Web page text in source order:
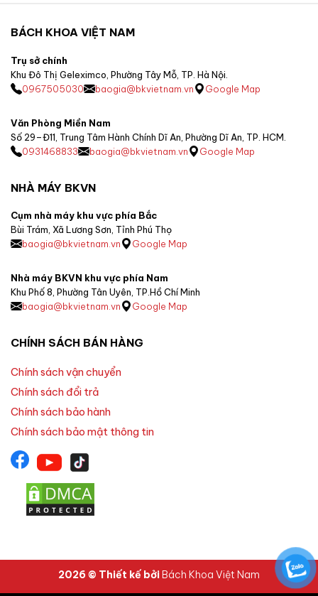
BÁCH KHOA VIỆT NAM
Trụ sở chính
Khu Đô Thị Geleximco, Phường Tây Mỗ, TP. Hà Nội.
0967505030
baogia@bkvietnam.vn Google Map
Văn Phòng Miền Nam
Số 29–Đ11, Trung Tâm Hành Chính Dĩ An, Phường Dĩ An, TP. HCM.
0931468833
baogia@bkvietnam.vn Google Map
NHÀ MÁY BKVN
Cụm nhà máy khu vực phía Bắc
Bùi Trám, Xã Lương Sơn, Tỉnh Phú Thọ
baogia@bkvietnam.vn
Google Map
Nhà máy BKVN khu vực phía Nam
Khu Phố 8, Phường Tân Uyên, TP.Hồ Chí Minh
baogia@bkvietnam.vn
Google Map
CHÍNH SÁCH BÁN HÀNG
Chính sách vận chuyển
Chính sách đổi trả
Chính sách bảo hành
Chính sách bảo mật thông tin
2026 © Thiết kế bởi Bách Khoa Việt Nam